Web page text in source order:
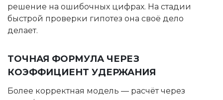
решение на ошибочных цифрах. На стадии
быстрой проверки гипотез она своё дело
делает.
ТОЧНАЯ ФОРМУЛА ЧЕРЕЗ
КОЭФФИЦИЕНТ УДЕРЖАНИЯ
Более корректная модель — расчёт через